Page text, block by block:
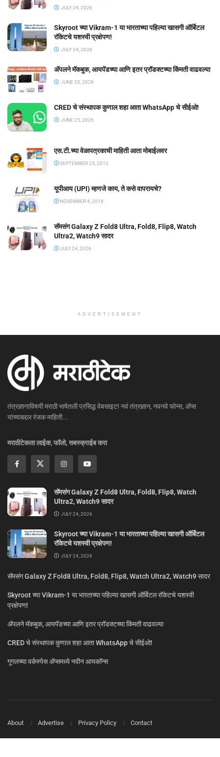
JULY 24, 2026
Skyroot च्या Vikram-1 या भारताच्या पहिल्या खासगी ऑर्बिटल
रॉकेटचे यशस्वी प्रक्षेपण!
JULY 24, 2026
ॲपलने मॅकबुक, आयपॅडच्या आणि इतर प्रॉडक्टच्या किंमती वाढवल्या
JUNE 25, 2026
CRED चे संस्थापक कुणाल शहा आता WhatsApp चे सीईओ!
JUNE 25, 2026
एस.टी.च्या वेळापत्रकाची माहिती आता मोबाईलवर
SEPTEMBER 25, 2012
यूपीआय (UPI) म्हणजे काय, ते कसे वापरायचे?
NOVEMBER 4, 2016
सॅमसंग Galaxy Z Fold8 Ultra, Fold8, Flip8, Watch
Ultra2, Watch9 सादर
JULY 24, 2026
ADVERTISEMENT
तंत्रज्ञानाविषयी मराठी भाषेतली प्रसिद्ध वेबसाइट! नवं तंत्रज्ञान, नवनवे फोन्स, ॲप्स
यांच्याबद्दल रंजक माहिती...
मराठीटेकला लाईक, फॉलो, सबस्क्राईब करा
सॅमसंग Galaxy Z Fold8 Ultra, Fold8, Flip8, Watch
Ultra2, Watch9 सादर
JULY 24, 2026
Skyroot च्या Vikram-1 या भारताच्या पहिल्या खासगी ऑर्बिटल
रॉकेटचे यशस्वी प्रक्षेपण!
JULY 24, 2026
सॅमसंग Galaxy Z Fold8 Ultra, Fold8, Flip8, Watch Ultra2, Watch9 सादर
Skyroot च्या Vikram-1 या भारताच्या पहिल्या खासगी ऑर्बिटल रॉकेटचे यशस्वी
प्रक्षेपण!
ॲपलने मॅकबुक, आयपॅडच्या आणि इतर प्रॉडक्टच्या किंमती वाढवल्या
CRED चे संस्थापक कुणाल शहा आता WhatsApp चे सीईओ!
गूगलच्या वर्कस्पेस अ‍ॅप्समध्ये नवीन आयकॉन्स
About Advertise Privacy Policy Contact